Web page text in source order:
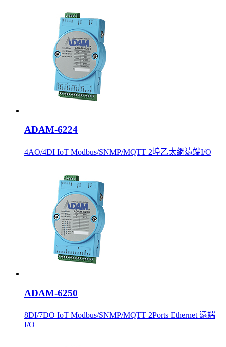
ADAM-6224
4AO/4DI IoT Modbus/SNMP/MQTT 2埠乙太網遠端I/O
ADAM-6250
8DI/7DO IoT Modbus/SNMP/MQTT 2Ports Ethernet 遠端
I/O